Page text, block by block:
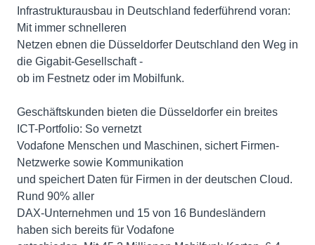
Infrastrukturausbau in Deutschland federführend voran:
Mit immer schnelleren
Netzen ebnen die Düsseldorfer Deutschland den Weg in
die Gigabit-Gesellschaft -
ob im Festnetz oder im Mobilfunk.
Geschäftskunden bieten die Düsseldorfer ein breites
ICT-Portfolio: So vernetzt
Vodafone Menschen und Maschinen, sichert Firmen-
Netzwerke sowie Kommunikation
und speichert Daten für Firmen in der deutschen Cloud.
Rund 90% aller
DAX-Unternehmen und 15 von 16 Bundesländern
haben sich bereits für Vodafone